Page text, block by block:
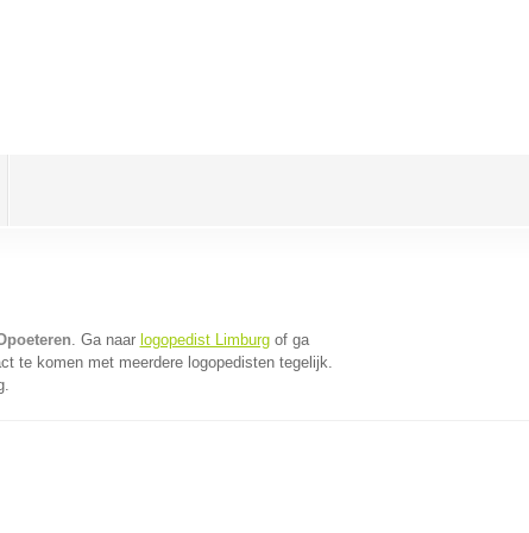
. Ga naar logopedist Limburgof ga
te komen met meerdere logopedisten tegelijk.